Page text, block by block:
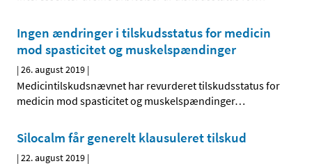
Ingen ændringer i tilskudsstatus for medicin
mod spasticitet og muskelspændinger
|26. august 2019 |
Medicintilskudsnævnet har revurderet tilskudsstatus for
medicin mod spasticitet og muskelspændinger…
Silocalm får generelt klausuleret tilskud
|22. august 2019 |